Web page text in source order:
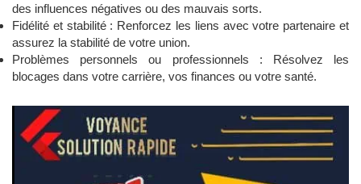
des influences négatives ou des mauvais sorts.
Fidélité et stabilité : Renforcez les liens avec votre partenaire et
assurez la stabilité de votre union.
Problèmes personnels ou professionnels : Résolvez les
blocages dans votre carrière, vos finances ou votre santé.